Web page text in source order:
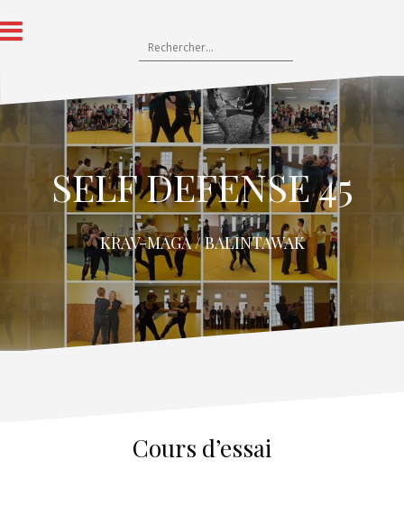
SELF DEFENSE 45
KRAV-MAGA / BALINTAWAK
Cours d’essai